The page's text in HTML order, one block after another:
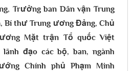
Trưởng ban Dân vận Trung
Bí thư Trung ương Đảng, Chủ
Mặt trận Tổ quốc Việt
đạo các bộ, ban, ngành
Chính phủ Phạm Minh